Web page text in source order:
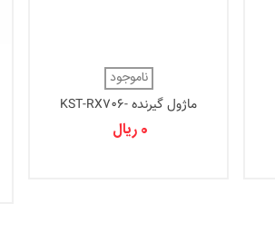
ناموجود
ماژول گیرنده KST-RX706-
433MHZ0 ریال